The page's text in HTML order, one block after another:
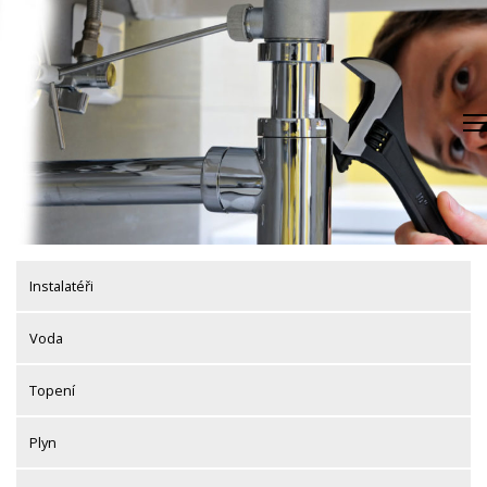
content
Instalatéři
Voda
Topení
Plyn